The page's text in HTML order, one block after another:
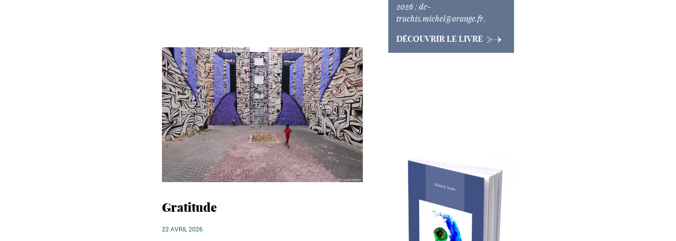
Gratitude
22 AVRIL 2026
2026 :de-
truchis.michel@orange.fr.
DÉCOUVRIR LE LIVRE